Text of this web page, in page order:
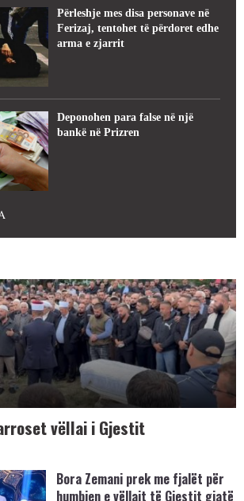
Përleshje mes disa personave në
Ferizaj, tentohet të përdoret edhe
arma e zjarrit
Deponohen para false në një
bankë në Prizren
vëllai i Gjestit
Bora Zemani prek me fjalët për
humbjen e vëllait të Gjestit gjatë